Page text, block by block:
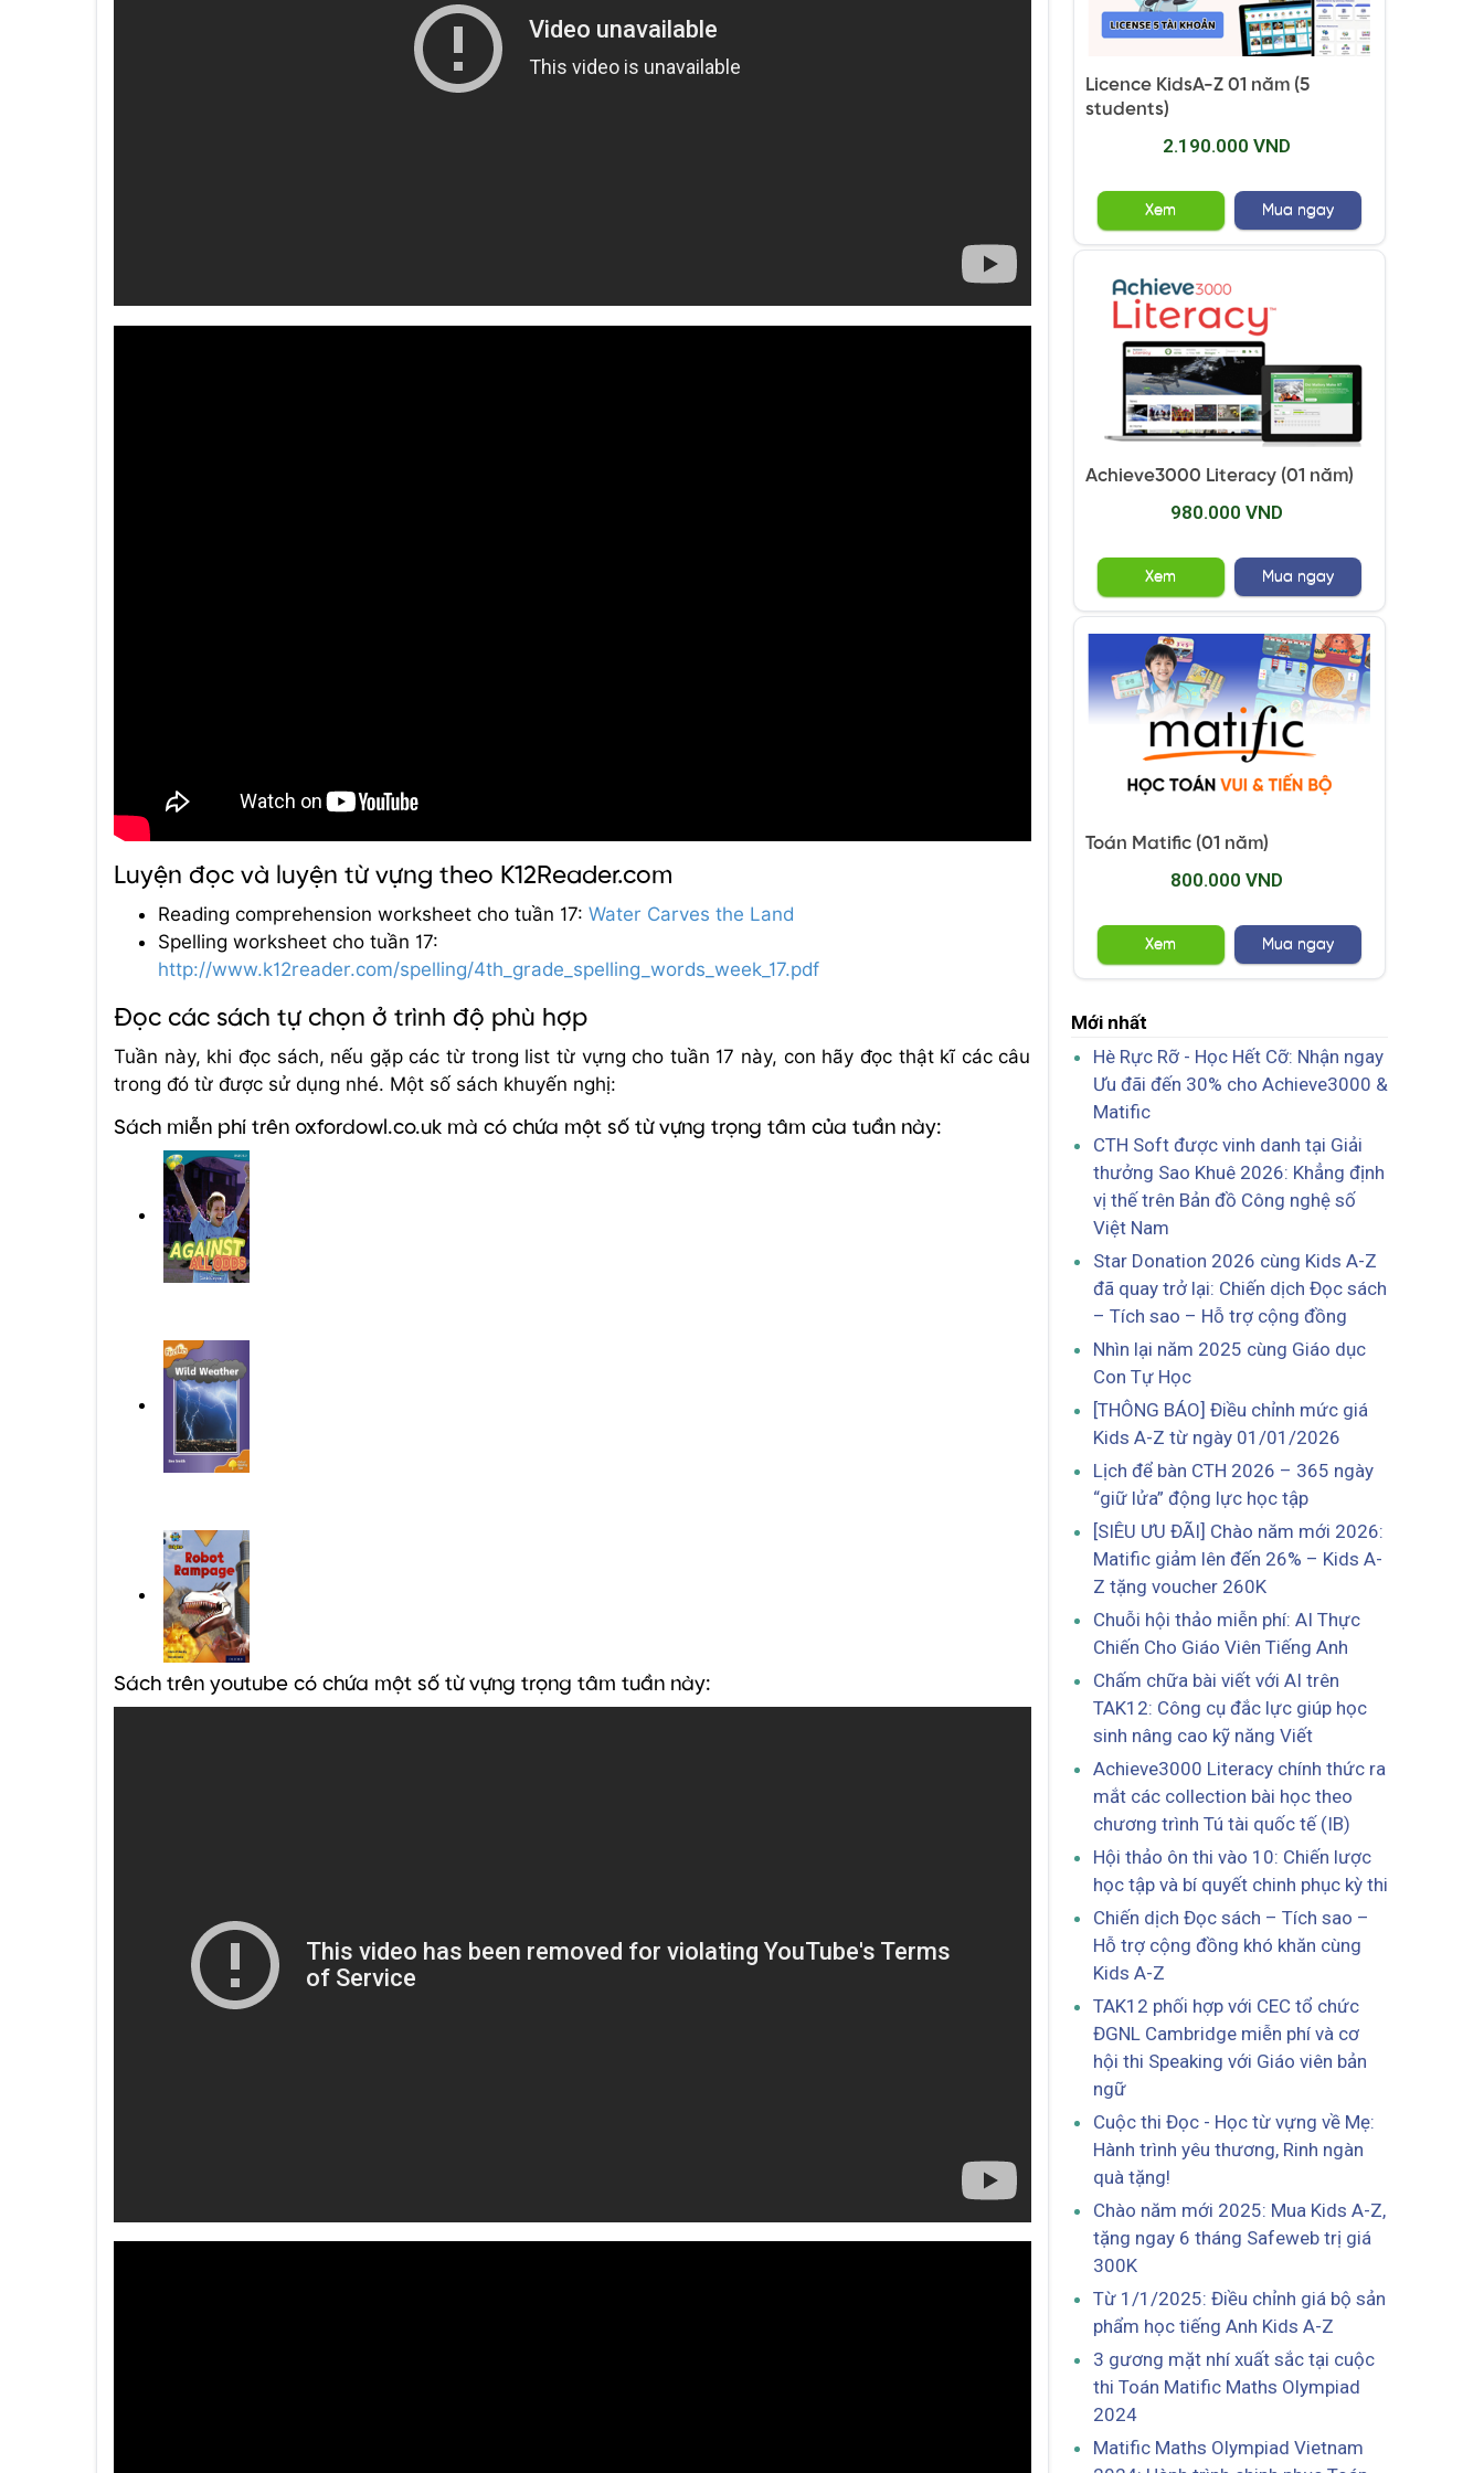
Luyện đọc và luyện từ vựng theo K12Reader.com
Reading comprehension worksheet cho tuần 17: Water Carves the Land
Spelling worksheet cho tuần 17:
http://www.k12reader.com/spelling/4th_grade_spelling_words_week_17.pdf
Đọc các sách tự chọn ở trình độ phù hợp
Tuần này, khi đọc sách, nếu gặp các từ trong list từ vựng cho tuần 17 này, con hãy đọc thật kĩ các câu
trong đó từ được sử dụng nhé. Một số sách khuyến nghị:
Sách miễn phí trên oxfordowl.co.uk mà có chứa một số từ vựng trọng tâm của tuần này:
Sách trên youtube có chứa một số từ vựng trọng tâm tuần này:
Licence KidsA-Z 01 năm (5
students)
2.190.000 VND
Xem Mua ngay
Achieve3000 Literacy (01 năm)
980.000 VND
Xem Mua ngay
Toán Matific (01 năm)
800.000 VND
Xem Mua ngay
Mới nhất
Hè Rực Rỡ - Học Hết Cỡ: Nhận ngay
Ưu đãi đến 30% cho Achieve3000 &
Matific
CTH Soft được vinh danh tại Giải
thưởng Sao Khuê 2026: Khẳng định
vị thế trên Bản đồ Công nghệ số
Việt Nam
Star Donation 2026 cùng Kids A-Z
đã quay trở lại: Chiến dịch Đọc sách
– Tích sao – Hỗ trợ cộng đồng
Nhìn lại năm 2025 cùng Giáo dục
Con Tự Học
[THÔNG BÁO] Điều chỉnh mức giá
Kids A-Z từ ngày 01/01/2026
Lịch để bàn CTH 2026 – 365 ngày
“giữ lửa” động lực học tập
[SIÊU ƯU ĐÃI] Chào năm mới 2026:
Matific giảm lên đến 26% – Kids A-
Z tặng voucher 260K
Chuỗi hội thảo miễn phí: AI Thực
Chiến Cho Giáo Viên Tiếng Anh
Chấm chữa bài viết với AI trên
TAK12: Công cụ đắc lực giúp học
sinh nâng cao kỹ năng Viết
Achieve3000 Literacy chính thức ra
mắt các collection bài học theo
chương trình Tú tài quốc tế (IB)
Hội thảo ôn thi vào 10: Chiến lược
học tập và bí quyết chinh phục kỳ thi
Chiến dịch Đọc sách – Tích sao –
Hỗ trợ cộng đồng khó khăn cùng
Kids A-Z
TAK12 phối hợp với CEC tổ chức
ĐGNL Cambridge miễn phí và cơ
hội thi Speaking với Giáo viên bản
ngữ
Cuộc thi Đọc - Học từ vựng về Mẹ:
Hành trình yêu thương, Rinh ngàn
quà tặng!
Chào năm mới 2025: Mua Kids A-Z,
tặng ngay 6 tháng Safeweb trị giá
300K
Từ 1/1/2025: Điều chỉnh giá bộ sản
phẩm học tiếng Anh Kids A-Z
3 gương mặt nhí xuất sắc tại cuộc
thi Toán Matific Maths Olympiad
2024
Matific Maths Olympiad Vietnam